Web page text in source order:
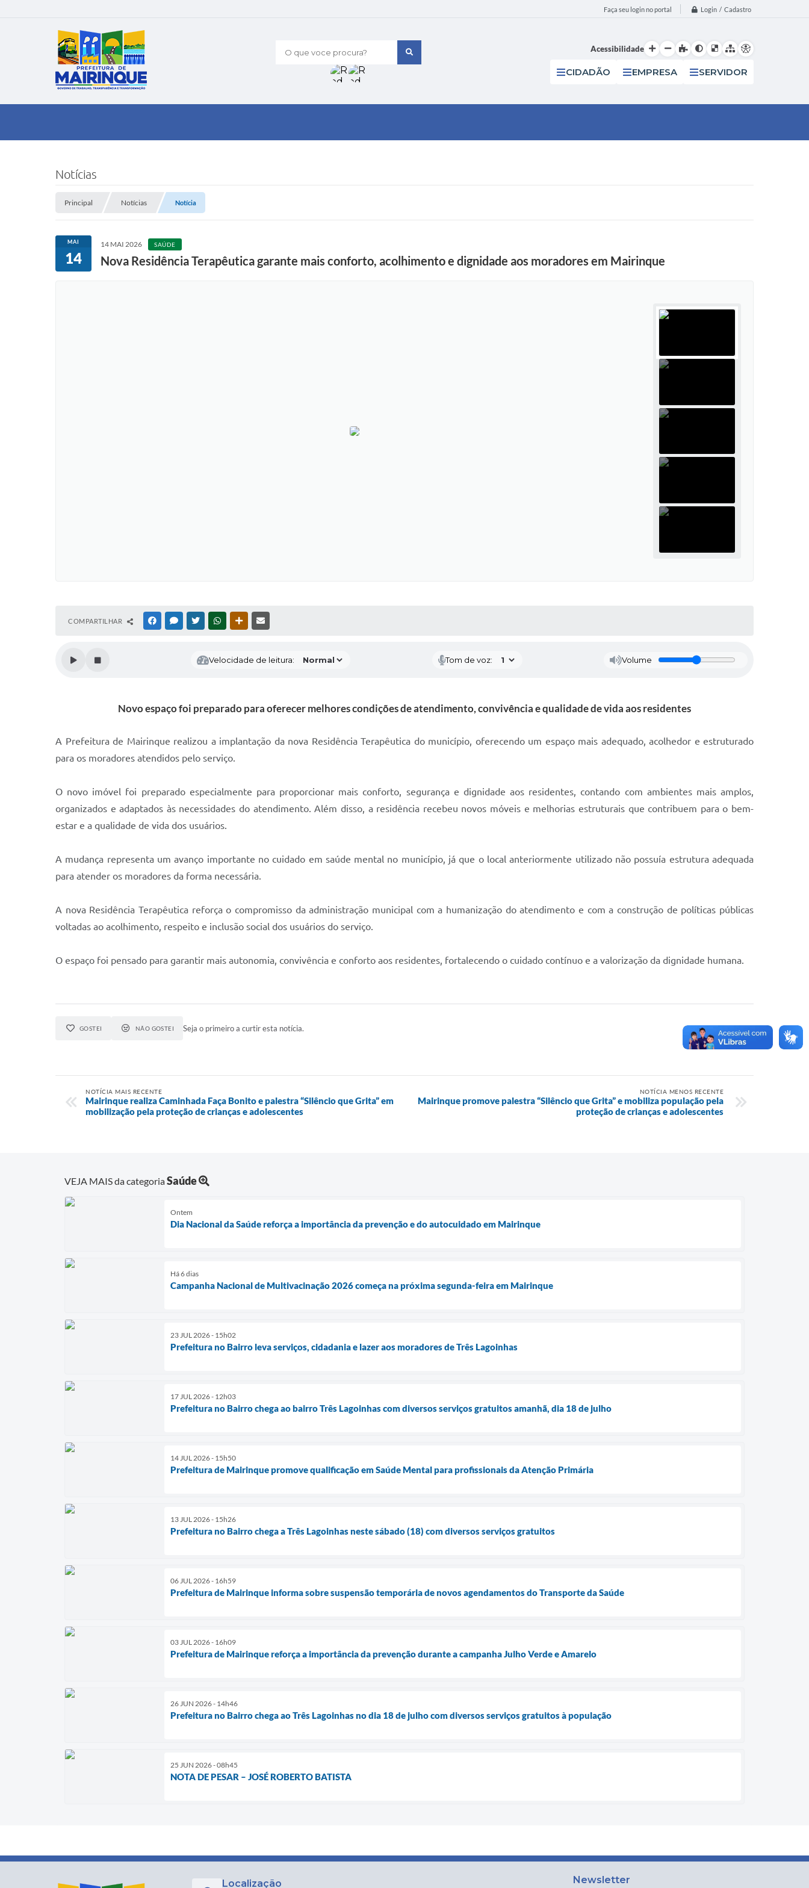
Faça seu login no portal Login / Cadastro
O que voce procura? Acessibilidade
CIDADÃO EMPRESA SERVIDOR
Notícias
Principal Notícias Notícia
MAI
14
14 MAI 2026 SAÚDE
Nova Residência Terapêutica garante mais conforto, acolhimento e dignidade aos moradores em Mairinque
COMPARTILHAR FACEBOOKMESSENGER
TWITTERWHATSAPPOUTRAS MÍDIAS
Velocidade de leitura: Tom de voz: Volume
Novo espaço foi preparado para oferecer melhores condições de atendimento, convivência e qualidade de vida aos residentes
A Prefeitura de Mairinque realizou a implantação da nova Residência Terapêutica do município, oferecendo um espaço mais adequado, acolhedor e estruturado
para os moradores atendidos pelo serviço.
O novo imóvel foi preparado especialmente para proporcionar mais conforto, segurança e dignidade aos residentes, contando com ambientes mais amplos,
organizados e adaptados às necessidades do atendimento. Além disso, a residência recebeu novos móveis e melhorias estruturais que contribuem para o bem-
estar e a qualidade de vida dos usuários.
A mudança representa um avanço importante no cuidado em saúde mental no município, já que o local anteriormente utilizado não possuía estrutura adequada
para atender os moradores da forma necessária.
A nova Residência Terapêutica reforça o compromisso da administração municipal com a humanização do atendimento e com a construção de políticas públicas
voltadas ao acolhimento, respeito e inclusão social dos usuários do serviço.
O espaço foi pensado para garantir mais autonomia, convivência e conforto aos residentes, fortalecendo o cuidado contínuo e a valorização da dignidade humana.
GOSTEI NÃO GOSTEI Seja o primeiro a curtir esta notícia.
NOTÍCIA MAIS RECENTE
Mairinque realiza Caminhada Faça Bonito e palestra “Silêncio que Grita” em
mobilização pela proteção de crianças e adolescentes
NOTÍCIA MENOS RECENTE
Mairinque promove palestra “Silêncio que Grita” e mobiliza população pela
proteção de crianças e adolescentes
VEJA MAIS da categoriaSaúde
Ontem
Dia Nacional da Saúde reforça a importância da prevenção e do autocuidado em Mairinque
Há 6 dias
Campanha Nacional de Multivacinação 2026 começa na próxima segunda-feira em Mairinque
23 JUL 2026 - 15h02
Prefeitura no Bairro leva serviços, cidadania e lazer aos moradores de Três Lagoinhas
17 JUL 2026 - 12h03
Prefeitura no Bairro chega ao bairro Três Lagoinhas com diversos serviços gratuitos amanhã, dia 18 de julho
14 JUL 2026 - 15h50
Prefeitura de Mairinque promove qualificação em Saúde Mental para profissionais da Atenção Primária
13 JUL 2026 - 15h26
Prefeitura no Bairro chega a Três Lagoinhas neste sábado (18) com diversos serviços gratuitos
06 JUL 2026 - 16h59
Prefeitura de Mairinque informa sobre suspensão temporária de novos agendamentos do Transporte da Saúde
03 JUL 2026 - 16h09
Prefeitura de Mairinque reforça a importância da prevenção durante a campanha Julho Verde e Amarelo
26 JUN 2026 - 14h46
Prefeitura no Bairro chega ao Três Lagoinhas no dia 18 de julho com diversos serviços gratuitos à população
25 JUN 2026 - 08h45
NOTA DE PESAR – JOSÉ ROBERTO BATISTA
Localização Newsletter